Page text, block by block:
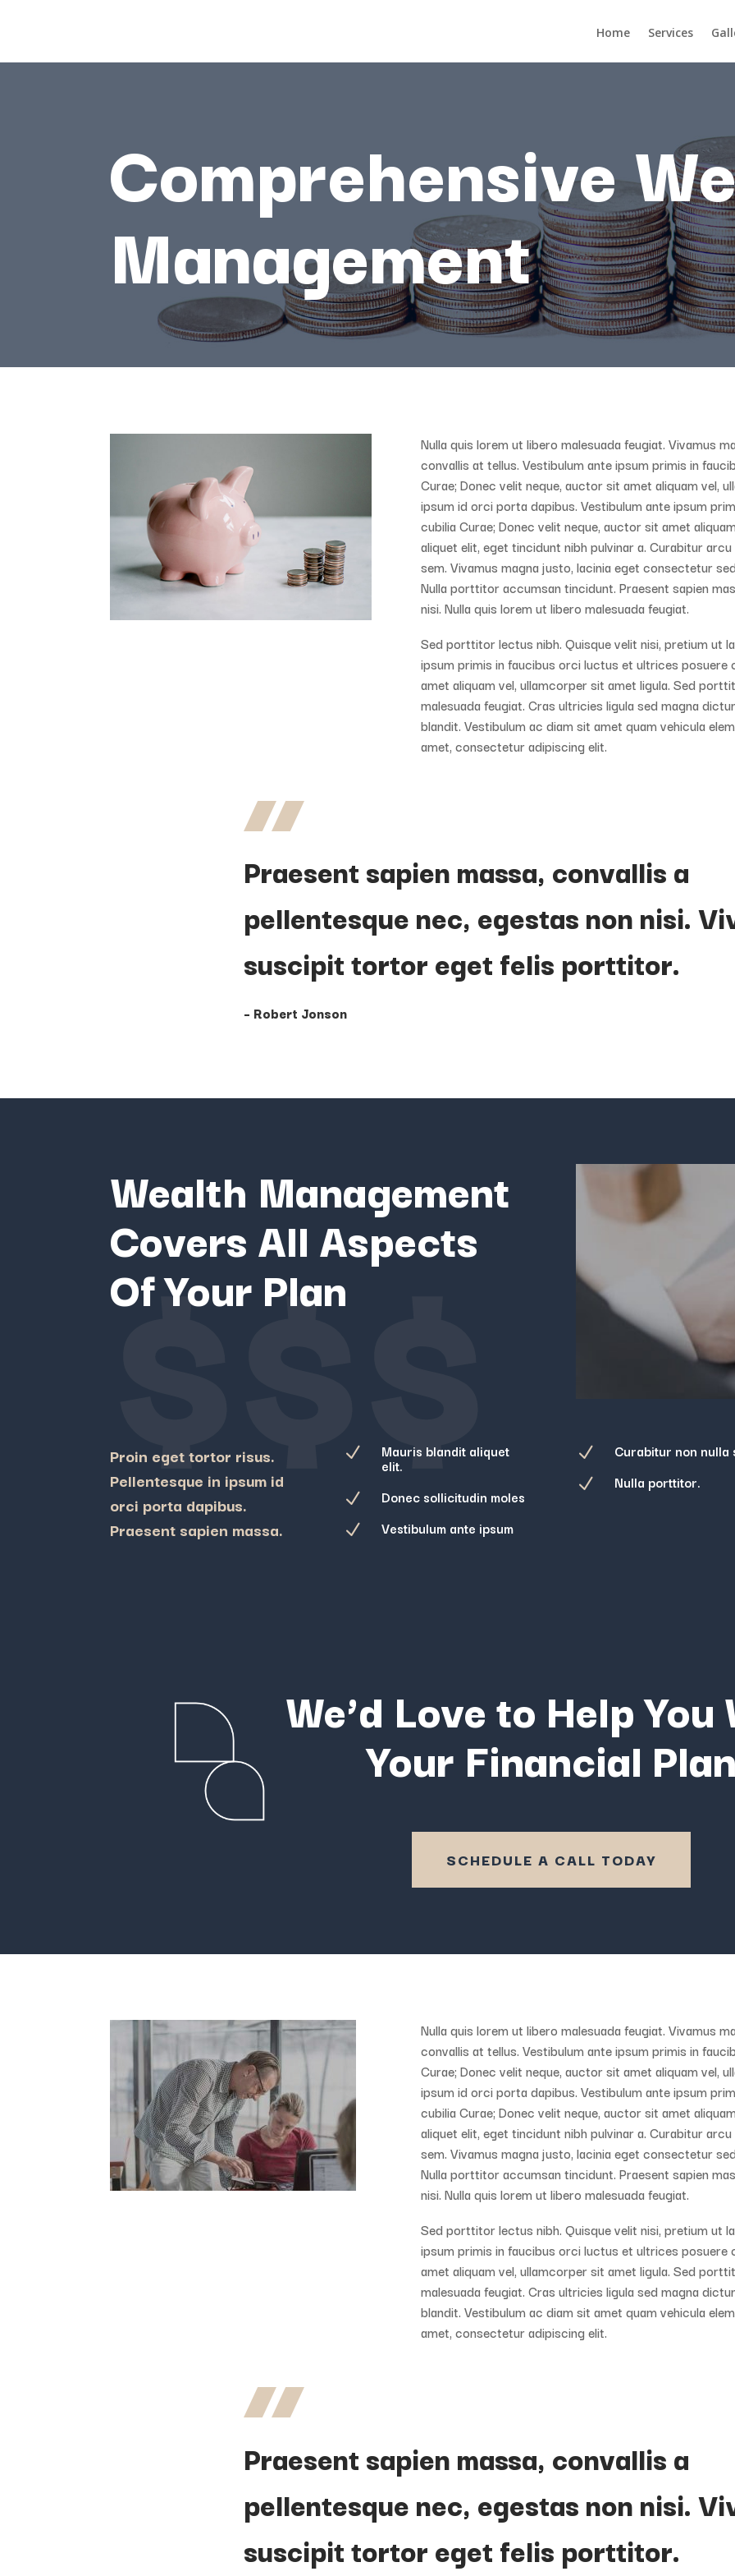
Home Services
Comprehensive
Management
Nulla quis lorem ut libero malesuada feugiat. Vivamus
convallis at tellus. Vestibulum ante ipsum primis in
Curae; Donec velit neque, auctor sit amet aliquam vel,
ipsum id orci porta dapibus. Vestibulum ante ipsum
cubilia Curae; Donec velit neque, auctor sit amet
aliquet elit, eget tincidunt nibh pulvinar a. Curabitur
sem. Vivamus magna justo, lacinia eget consectetur
Nulla porttitor accumsan tincidunt. Praesent sapien
nisi. Nulla quis lorem ut libero malesuada feugiat.
Sed porttitor lectus nibh. Quisque velit nisi, pretium ut
ipsum primis in faucibus orci luctus et ultrices posuere
amet aliquam vel, ullamcorper sit amet ligula. Sed
malesuada feugiat. Cras ultricies ligula sed magna
blandit. Vestibulum ac diam sit amet quam vehicula
amet, consectetur adipiscing elit.
Praesent sapien massa, convallis a
pellentesque nec, egestas non nisi.
suscipit tortor eget felis porttitor.
– Robert Jonson
Wealth Management
Covers All Aspects
Of Your Plan
Proin eget tortor risus.
Pellentesque in ipsum id
orci porta dapibus.
Praesent sapien massa.
N Mauris blandit aliquet
elit.
N Donec sollicitudin moles
N Vestibulum ante ipsum
N Curabitur non nulla
N Nulla porttitor.
$$$
We’d Love to Help
Your Financial Plan
SCHEDULE A CALL TODAY
Nulla quis lorem ut libero malesuada feugiat. Vivamus
convallis at tellus. Vestibulum ante ipsum primis in
Curae; Donec velit neque, auctor sit amet aliquam vel,
ipsum id orci porta dapibus. Vestibulum ante ipsum
cubilia Curae; Donec velit neque, auctor sit amet
aliquet elit, eget tincidunt nibh pulvinar a. Curabitur
sem. Vivamus magna justo, lacinia eget consectetur
Nulla porttitor accumsan tincidunt. Praesent sapien
nisi. Nulla quis lorem ut libero malesuada feugiat.
Sed porttitor lectus nibh. Quisque velit nisi, pretium ut
ipsum primis in faucibus orci luctus et ultrices posuere
amet aliquam vel, ullamcorper sit amet ligula. Sed
malesuada feugiat. Cras ultricies ligula sed magna
blandit. Vestibulum ac diam sit amet quam vehicula
amet, consectetur adipiscing elit.
Praesent sapien massa, convallis a
pellentesque nec, egestas non nisi.
suscipit tortor eget felis porttitor.